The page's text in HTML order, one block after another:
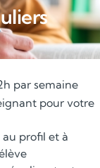
par semaine
pour votre
profil et à